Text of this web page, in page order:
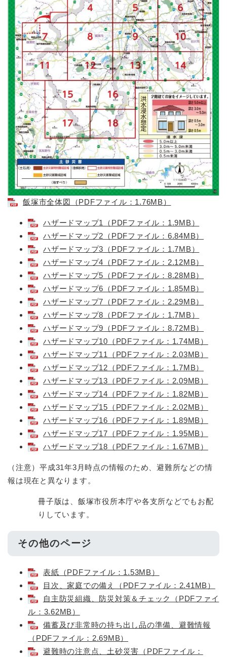
飯塚市全体図（PDFファイル：1.76MB）
ハザードマップ1（PDFファイル：1.9MB）
ハザードマップ2（PDFファイル：6.84MB）
ハザードマップ3（PDFファイル：1.7MB）
ハザードマップ4（PDFファイル：2.12MB）
ハザードマップ5（PDFファイル：8.28MB）
ハザードマップ6（PDFファイル：1.85MB）
ハザードマップ7（PDFファイル：2.29MB）
ハザードマップ8（PDFファイル：1.7MB）
ハザードマップ9（PDFファイル：8.72MB）
ハザードマップ10（PDFファイル：1.74MB）
ハザードマップ11（PDFファイル：2.03MB）
ハザードマップ12（PDFファイル：1.7MB）
ハザードマップ13（PDFファイル：2.09MB）
ハザードマップ14（PDFファイル：1.82MB）
ハザードマップ15（PDFファイル：2.02MB）
ハザードマップ16（PDFファイル：1.89MB）
ハザードマップ17（PDFファイル：1.95MB）
ハザードマップ18（PDFファイル：1.67MB）
（注意）平成31年3月時点の情報のため、避難所などの情
報は現在と異なります。
冊子版は、飯塚市役所本庁や各支所などでもお配
りしています。
その他のページ
表紙（PDFファイル：1.53MB）
目次、家庭での備え（PDFファイル：2.41MB）
自主防災組織、防災対策＆チェック（PDFファイ
ル：3.62MB）
備蓄及び非常時の持ち出し品の準備、避難情報
（PDFファイル：2.69MB）
避難時の注意点、土砂災害（PDFファイル：